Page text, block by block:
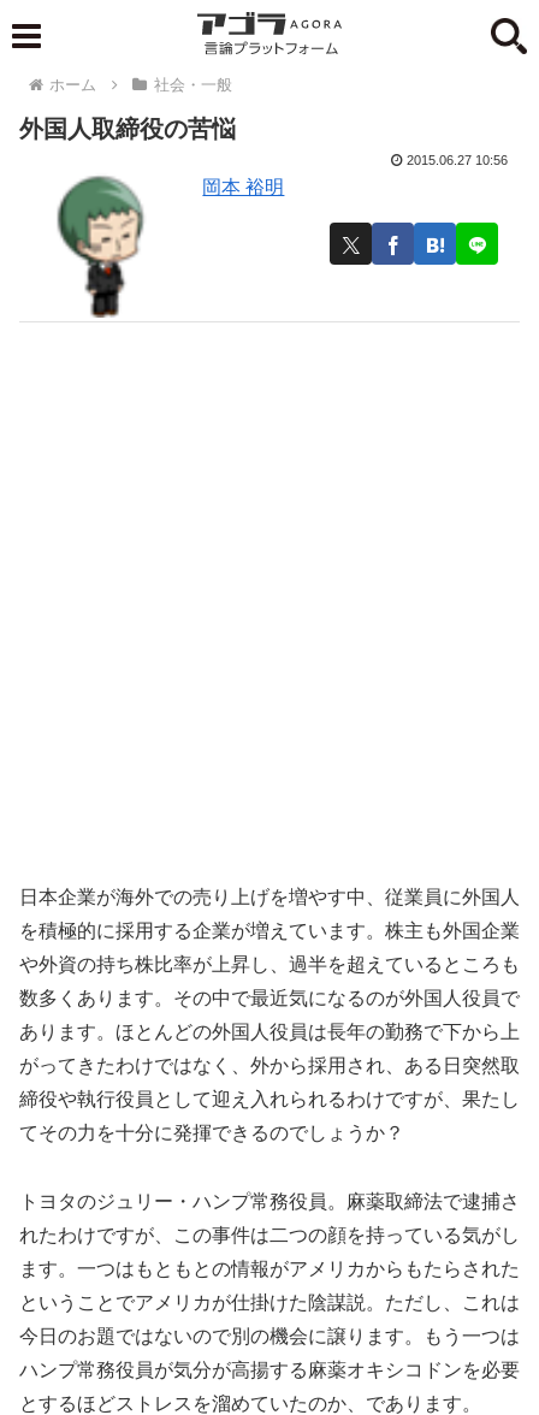
ホーム 社会・一般
外国人取締役の苦悩
岡本 裕明
2015.06.27 10:56
日本企業が海外での売り上げを増やす中、従業員に外国人
を積極的に採用する企業が増えています。株主も外国企業
や外資の持ち株比率が上昇し、過半を超えているところも
数多くあります。その中で最近気になるのが外国人役員で
あります。ほとんどの外国人役員は長年の勤務で下から上
がってきたわけではなく、外から採用され、ある日突然取
締役や執行役員として迎え入れられるわけですが、果たし
てその力を十分に発揮できるのでしょうか？
トヨタのジュリー・ハンプ常務役員。麻薬取締法で逮捕さ
れたわけですが、この事件は二つの顔を持っている気がし
ます。一つはもともとの情報がアメリカからもたらされた
ということでアメリカが仕掛けた陰謀説。ただし、これは
今日のお題ではないので別の機会に譲ります。もう一つは
ハンプ常務役員が気分が高揚する麻薬オキシコドンを必要
とするほどストレスを溜めていたのか、であります。